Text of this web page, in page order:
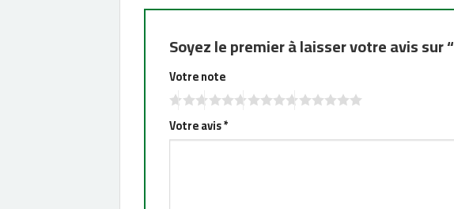
Soyez le premier à laisser votre avis sur
Votre note
Votre avis*